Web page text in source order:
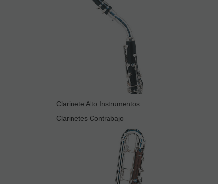
Clarinete Alto Instrumentos
Clarinetes Contrabajo